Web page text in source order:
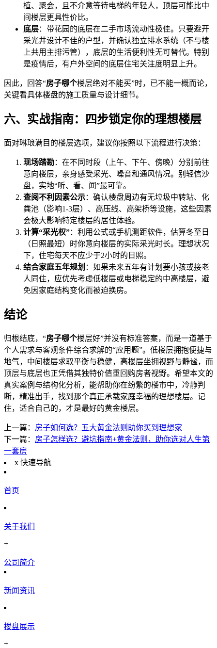
植、聚会，且不介意等待电梯的年轻人，顶层可能比中
间楼层更具性价比。
底层：带花园的底层在二手市场流动性极佳。只要避开
采光井设计不佳的户型，并确认独立排水系统（不与楼
上共用主排污管），底层的生活便利性无可替代。特别
是疫情后，有户外空间的底层住宅关注度明显上升。
因此，回答“房子哪个楼层绝对不能买”时，已不能一概而论，
关键看具体楼盘的施工质量与设计细节。
六、实战指南：四步锁定你的理想楼层
面对琳琅满目的楼层选项，建议你按照以下流程进行决策：
现场踏勘：在不同时段（上午、下午、傍晚）分别前往
意向楼层，亲身感受采光、噪音和通风情况。别轻信沙
盘，实地“听、看、闻”最可靠。
查阅不利因素公示：确认楼盘周边有无垃圾中转站、化
粪池（影响1-3层）、高压线、高架桥等设施，这些因素
会极大影响特定楼层的居住体验。
计算“采光权”：利用公式或手机测距软件，估算冬至日
（日照最短）时你意向楼层的实际采光时长。理想状况
下，住宅每天不应少于2小时的日照。
结合家庭五年规划 ：如果未来五年有计划要小孩或接老
人同住，应优先考虑低楼层或电梯稳定的中高楼层，避
免因家庭结构变化而被迫换房。
结论
归根结底，“房子哪个楼层好”并没有标准答案，而是一道基于
个人需求与客观条件综合求解的“应用题”。低楼层拥抱便捷与
地气，中间楼层求取平衡与稳健，高楼层坐拥视野与静谧，而
顶层与底层也正凭借其独特价值重回购房者视野。希望本文的
真实案例与结构化分析，能帮助你在纷繁的楼市中，冷静判
断，精准出手，找到那个真正承载家庭幸福的理想楼层。记
住，适合自己的，才是最好的黄金楼层。
上一篇： 房子如何选？五大黄金法则助你买到理想家
下一篇： 房子怎样选？避坑指南+黄金法则，助你选对人生第
一套房
x 快速导航
首页
关于我们
+
公司简介
新闻资讯
楼盘展示
+